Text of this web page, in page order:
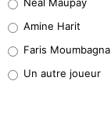
1%
9%
Amine Harit
Faris Moumbagna
Un autre joueur